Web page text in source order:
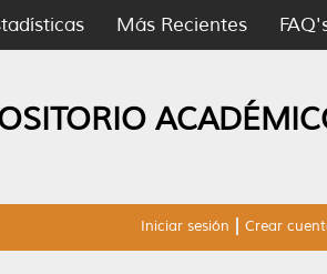
Más Recientes
Iniciar sesión Crear